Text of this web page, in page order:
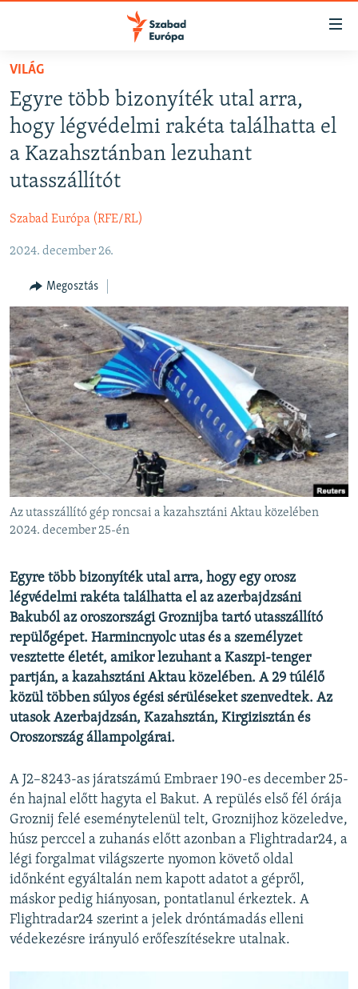
Akadálymentes
Ugrás
fő
oldalra
Ugrás
tartalomjegyzékre
keresésre
NAPIRENDEN
AKTUÁLIS
PODCASTOK
VIDEÓK
SZABADON
TÁRSADALOM
DEMOKRÁCIA
A PÉNZ NYOMÁBAN
EURÓPAI UNIÓ
VILÁG
KLÍMAVÁLTOZÁS
A MÚLT TANULSÁGAI
Valamennyi RFE/RL weboldal
VILÁG
Egyre több bizonyíték utal arra,
hogy légvédelmi rakéta találhatta el
a Kazahsztánban lezuhant
utasszállítót
Szabad Európa (RFE/RL)
2024. december 26.
Megosztás
Az utasszállító gép roncsai a kazahsztáni Aktau közelében
2024. december 25-én
Egyre több bizonyíték utal arra, hogy egy orosz
légvédelmi rakéta találhatta el az azerbajdzsáni
Bakuból az oroszországi Groznijba tartó utasszállító
repülőgépet. Harmincnyolc utas és a személyzet
vesztette életét, amikor lezuhant a Kaszpi-tenger
partján, a kazahsztáni Aktau közelében. A 29 túlélő
közül többen súlyos égési sérüléseket szenvedtek. Az
utasok Azerbajdzsán, Kazahsztán, Kirgizisztán és
Oroszország állampolgárai.
A J2–8243-as járatszámú Embraer 190-es december 25-
én hajnal előtt hagyta el Bakut. A repülés első fél órája
Groznij felé eseménytelenül telt, Groznijhoz közeledve,
húsz perccel a zuhanás előtt azonban a Flightradar24, a
légi forgalmat világszerte nyomon követő oldal
időnként egyáltalán nem kapott adatot a gépről,
máskor pedig hiányosan, pontatlanul érkeztek. A
Flightradar24 szerint a jelek dróntámadás elleni
védekezésre irányuló erőfeszítésekre utalnak.
FELIRATKOZÁS